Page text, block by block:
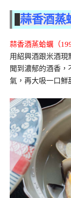
蒜香酒蒸
蒜香酒蒸蛤蠣（199
用紹興酒跟米酒現
聞到濃郁的酒香
氣，再大吸一口鮮